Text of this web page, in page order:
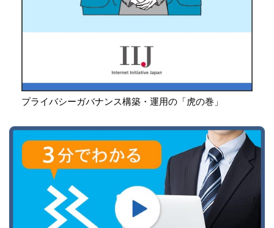
プライバシーガバナンス構築・運用の「虎の巻」